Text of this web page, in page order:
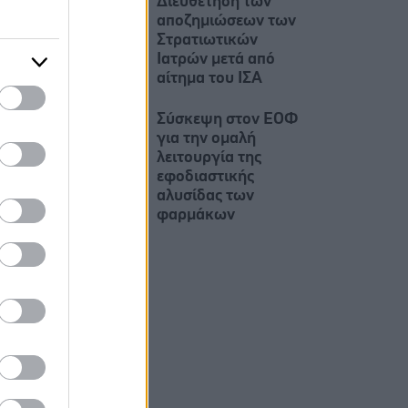
αποζημιώσεων των
Στρατιωτικών
Ιατρών μετά από
αίτημα του ΙΣΑ
Σύσκεψη στον ΕΟΦ
για την ομαλή
λειτουργία της
εφοδιαστικής
αλυσίδας των
φαρμάκων